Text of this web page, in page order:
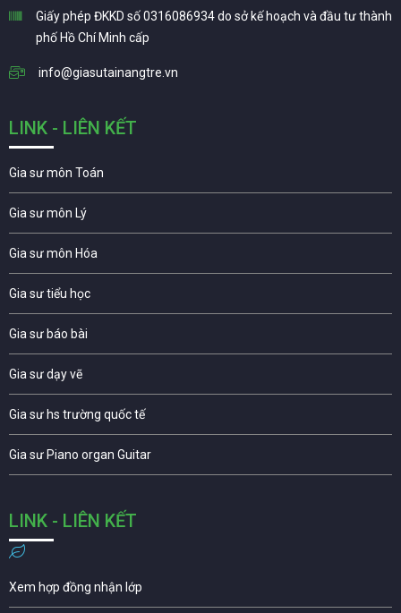
Giấy phép ĐKKD số 0316086934 do sở kế hoạch và đầu tư thành
phố Hồ Chí Minh cấp
info@giasutainangtre.vn
LINK - LIÊN KẾT
Gia sư môn Toán
Gia sư môn Lý
Gia sư môn Hóa
Gia sư tiểu học
Gia sư báo bài
Gia sư dạy vẽ
Gia sư hs trường quốc tế
Gia sư Piano organ Guitar
LINK - LIÊN KẾT
Xem hợp đồng nhận lớp